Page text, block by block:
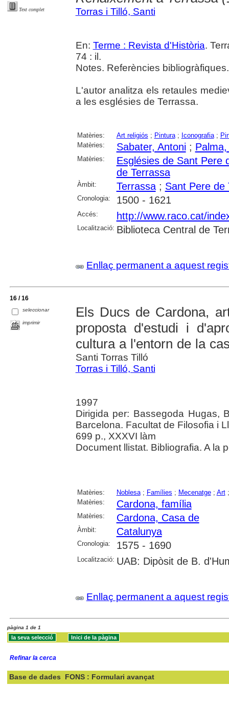
Text complet Torras i Tilló, Santi
En: Terme : Revista d'Història.
74 : il.
Notes. Referències
L'autor analitza els retaules
a les esglésies de Terrassa.
Matèries: Art religiós ; Pintura; Iconografia;
Matèries:
Sabater, Antoni;
Matèries:
Esglésies de Sant Pere
de Terrassa
Àmbit: Terrassa; Sant Pere de
Cronologia: 1500 - 1621
Accés: http://www.raco.cat/
Localització: Biblioteca Central de
Enllaç permanent a aquest
16 / 16
seleccionar
imprimir
Els Ducs de Cardona,
proposta d'estudi i
cultura a l'entorn de la
Santi Torras Tilló
Torras i Tilló, Santi
1997
Dirigida per: Bassegoda Hugas,
Barcelona. Facultat de Filosofia i
699 p., XXXVI làm
Document llistat. Bibliografia. A la
Matèries: Noblesa; Famílies ; Mecenatge; Art
Matèries:
Cardona, família
Matèries: Cardona, Casa de
Àmbit: Catalunya
Cronologia: 1575 - 1690
Localització: UAB: Dipòsit de B.
Enllaç permanent a aquest
pàgina 1 de 1
Refinar la cerca
Base de dades FONS : Formulari avançat